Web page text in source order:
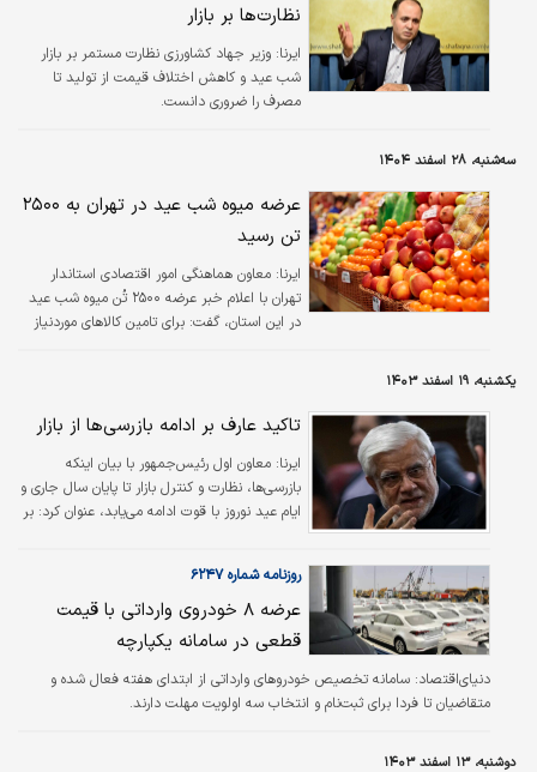
نظارت‌ها بر بازار
ایرنا: وزیر جهاد کشاورزی نظارت مستمر بر بازار
شب عید و کاهش اختلاف قیمت از تولید تا
مصرف را ضروری دانست.
سه‌شنبه، ۲۸ اسفند ۱۴۰۴
عرضه میوه شب عید در تهران به ۲۵۰۰
تن رسید
ایرنا: معاون هماهنگی امور اقتصادی استاندار
تهران با اعلام خبر عرضه ۲۵۰۰ تُن میوه شب عید
در این استان، گفت: برای تامین کالاهای موردنیاز
یکشنبه، ۱۹ اسفند ۱۴۰۳
تاکید عارف بر ادامه بازرسی‌ها از بازار
ایرنا: معاون اول رئیس‌جمهور با بیان اینکه
بازرسی‌ها، نظارت و کنترل بازار تا پایان سال جاری و
ایام عید نوروز با قوت ادامه می‌یابد، عنوان کرد: بر
ویژه اقشار آسیب‌پذیر داشته است.
روزنامه شماره ۶۲۴۷
عرضه ۸ خودروی وارداتی با قیمت
قطعی در سامانه یکپارچه
دنیای‌اقتصاد: سامانه تخصیص خودروهای وارداتی از ابتدای هفته فعال شده و
متقاضیان تا فردا برای ثبت‌نام و انتخاب سه اولویت مهلت دارند.
دوشنبه، ۱۳ اسفند ۱۴۰۳